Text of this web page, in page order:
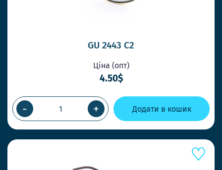
GU 2443 C2
Ціна (опт)
4.50$
- + Додати в кошик